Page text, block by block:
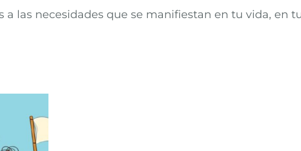
a las necesidades que se manifiestan en tu vida, en